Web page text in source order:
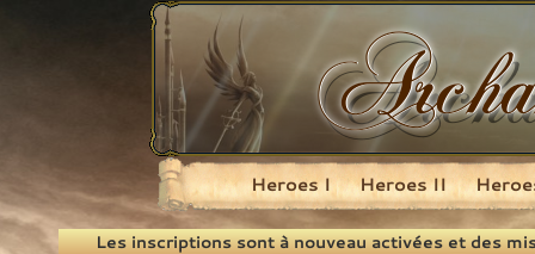
Recherche
Heroes I Heroes II
Les inscriptions sont à nouveau activées et des